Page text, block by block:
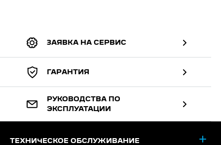
ЗАЯВКА НА СЕРВИС
ГАРАНТИЯ
РУКОВОДСТВА ПО
ЭКСПЛУАТАЦИИ
ТЕХНИЧЕСКОЕ ОБСЛУЖИВАНИЕ